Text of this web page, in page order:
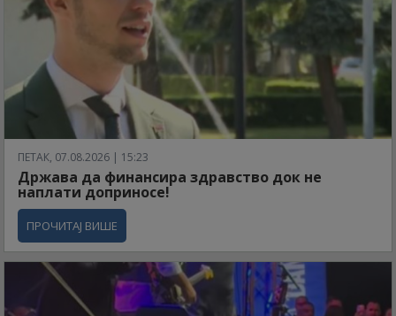
ПЕТАК, 07.08.2026 | 15:23
Држава да финансира здравство док не
наплати доприносе!
ПРОЧИТАЈ ВИШЕ